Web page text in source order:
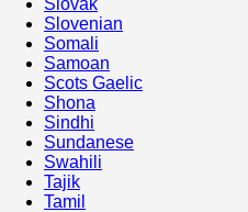
Slovak
Slovenian
Somali
Samoan
Scots Gaelic
Shona
Sindhi
Sundanese
Swahili
Tajik
Tamil